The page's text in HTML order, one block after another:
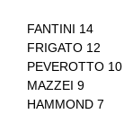
FANTINI 14
FRIGATO 12
PEVEROTTO 10
MAZZEI 9
HAMMOND 7